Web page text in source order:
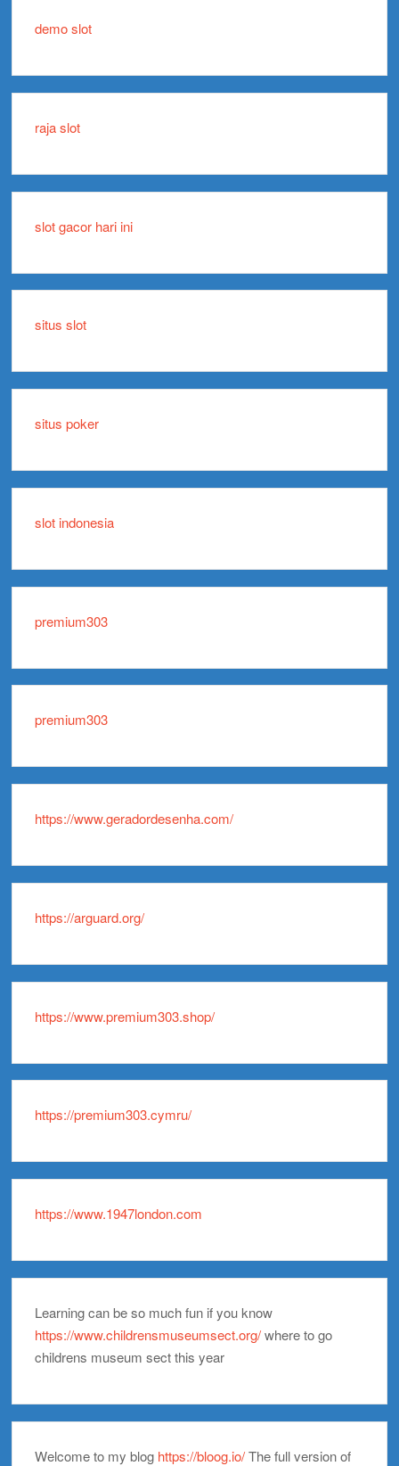
demo slot
raja slot
slot gacor hari ini
situs slot
situs poker
slot indonesia
premium303
premium303
https://www.geradordesenha.com/
https://arguard.org/
https://www.premium303.shop/
https://premium303.cymru/
https://www.1947london.com
Learning can be so much fun if you know
https://www.childrensmuseumsect.org/where to go
childrens museum sect this year
Welcome to my blog https://bloog.io/The full version of